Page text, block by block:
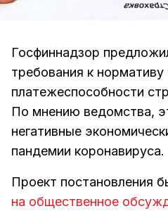
Госфиннадзор
требования к нормативу
платежеспособности
По мнению ведомства,
негативные
пандемии коронавируса.
Проект постановления
на общественное